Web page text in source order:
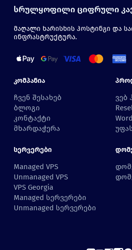
სრულყოფილი ციფრული
მაღალი ხარისხის ჰოსტინგი და
ინფრასტრუქტურა.
Კომპანია
ჩვენ შესახებ
ბლოგი
კონტაქტი
მხარდაჭერა
ვებ
Სერვერები
Managed VPS
Unmanaged VPS
VPS Georgia
Managed სერვერები
Unmanaged სერვერები